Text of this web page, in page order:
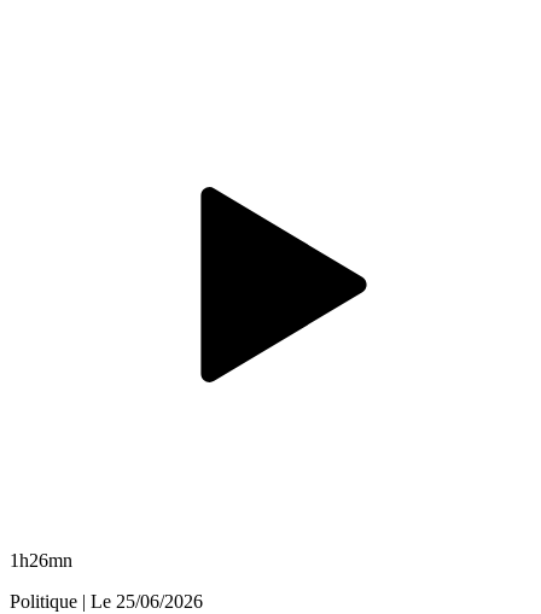
1h26mn
Politique | Le 25/06/2026